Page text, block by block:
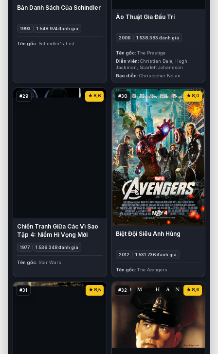
Bản Danh Sách Của Schindler
1993 1.548.974 đánh giá
Tên gốc Schindler's List
Ảo Thuật Gia Đấu Trí
2006 1.538.383 đánh giá
Tên gốc The Prestige
Diễn viên Christian Bale, Hugh
Jackman, Scarlett Johansson
Đạo diễn Christopher Nolan
#29 8,6
Chiến Tranh Giữa Các Vì Sao
Tập 4: Niềm Hi Vọng Mới
1977 1.536.348 đánh giá
Tên gốc Star Wars
#30 8,0
Biệt Đội Siêu Anh Hùng
2012 1.531.736 đánh giá
Tên gốc The Avengers
#31 8,5 #32 8,6